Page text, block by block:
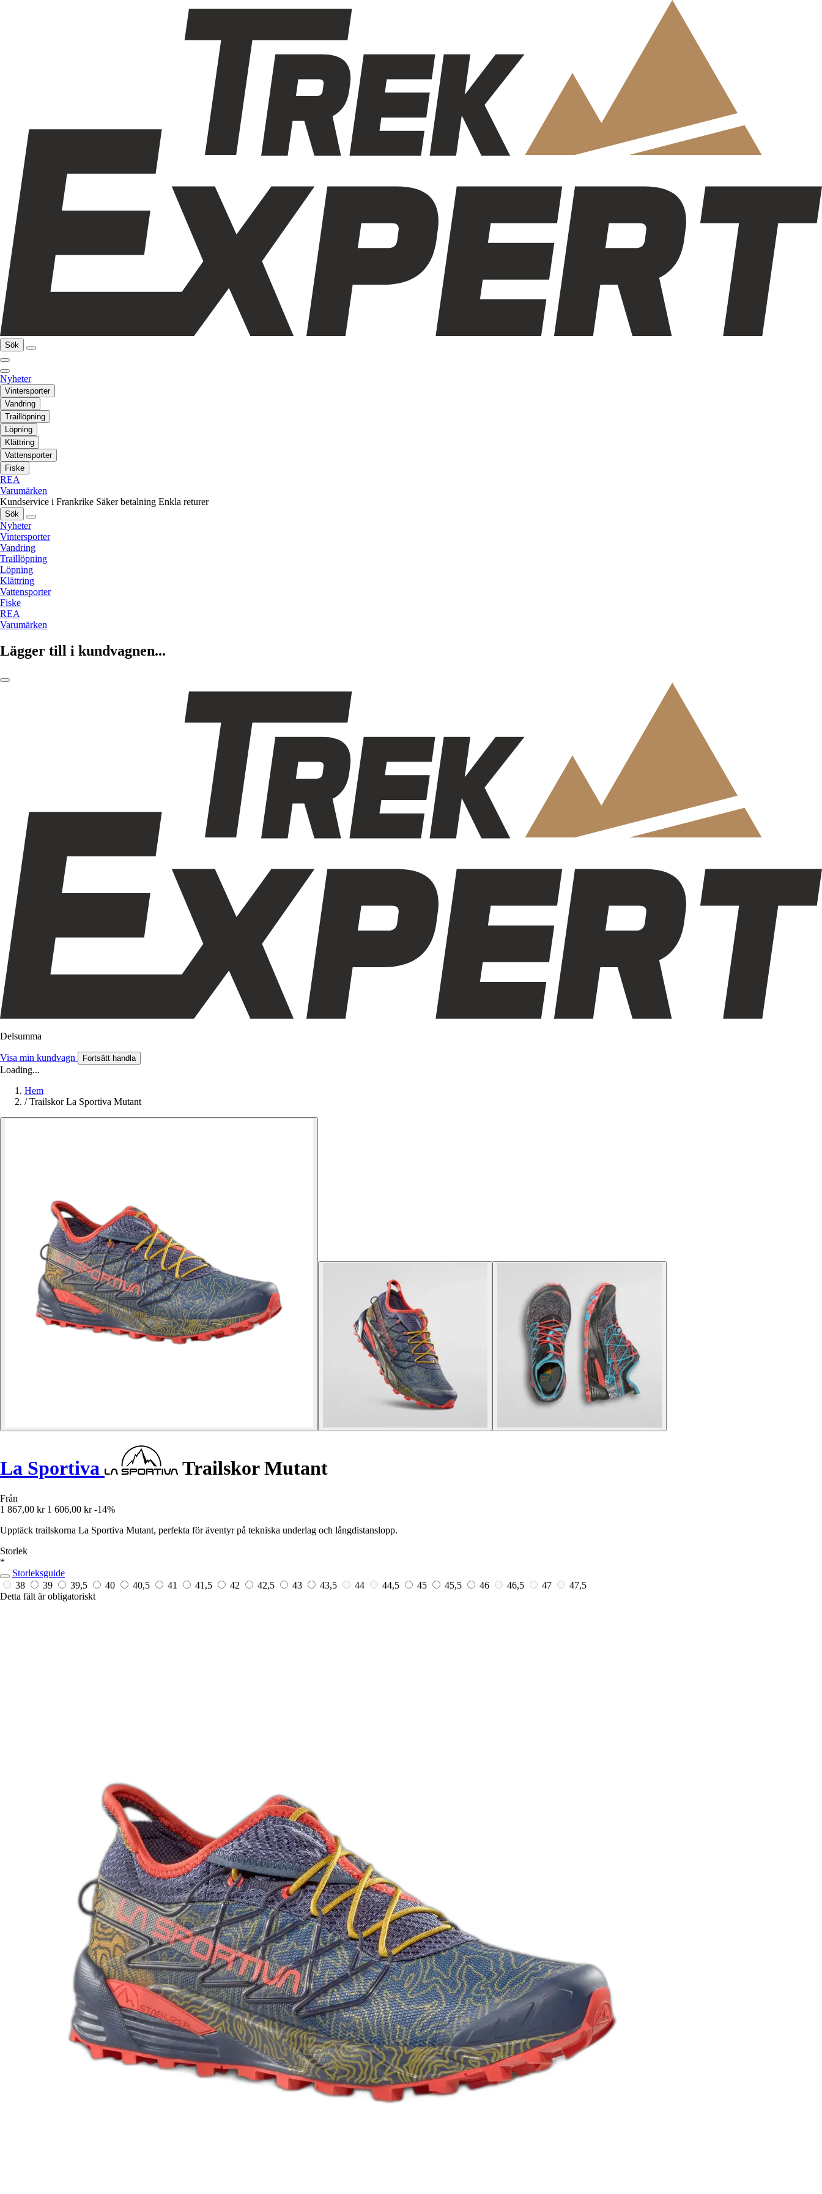
Sök
Nyheter
Vintersporter
Vandring
Traillöpning
Löpning
Klättring
Vattensporter
Fiske
REA
Varumärken
Kundservice i Frankrike Säker betalning Enkla returer
Sök
Nyheter
Vintersporter
Vandring
Traillöpning
Löpning
Klättring
Vattensporter
Fiske
REA
Varumärken
Lägger till i kundvagnen...
Delsumma
Visa min kundvagn Fortsätt handla
Loading...
Hem
/ Trailskor La Sportiva Mutant
La Sportiva Trailskor Mutant
Från
1 867,00 kr 1 606,00 kr -14%
Upptäck trailskorna La Sportiva Mutant, perfekta för äventyr på tekniska underlag och långdistanslopp.
Storlek
*
Storleksguide
38
39 39,5 40 40,5 41 41,5 42 42,5 43 43,5 44 44,5 45 45,5 46 46,5 47
47,5
Detta fält är obligatoriskt